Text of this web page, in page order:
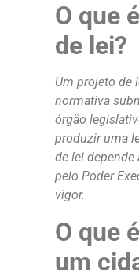
O que
de lei?
Um projeto de
normativa
órgão
produzir uma
de lei depende
pelo Poder
vigor.
O que
um